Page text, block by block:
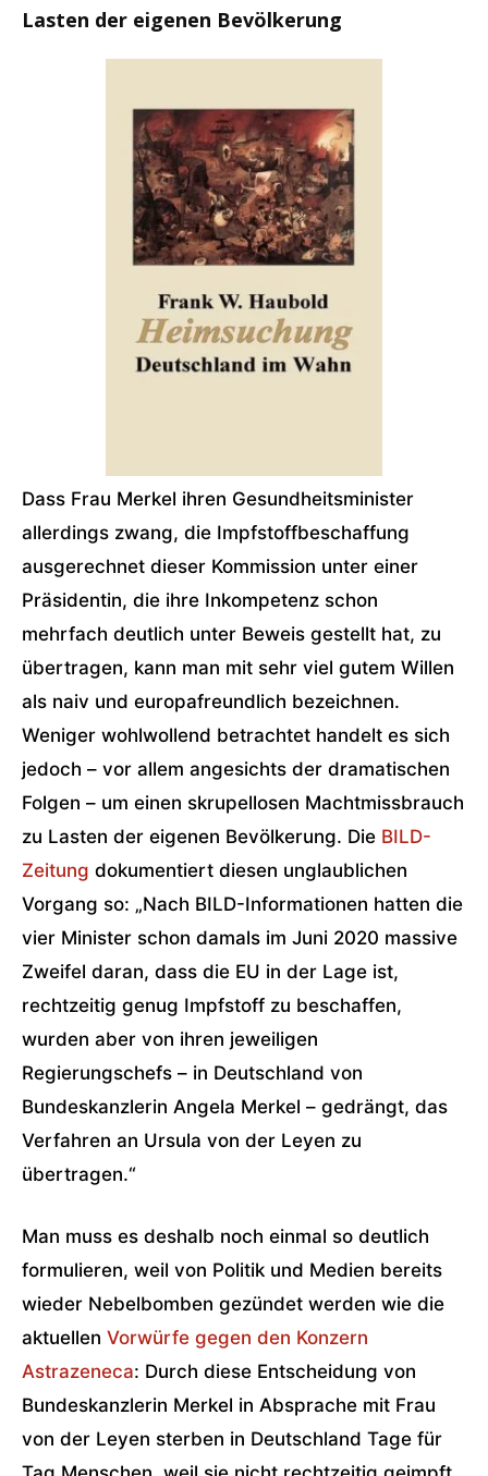
Lasten der eigenen Bevölkerung
Dass Frau Merkel ihren Gesundheitsminister
allerdings zwang, die Impfstoffbeschaffung
ausgerechnet dieser Kommission unter einer
Präsidentin, die ihre Inkompetenz schon
mehrfach deutlich unter Beweis gestellt hat, zu
übertragen, kann man mit sehr viel gutem Willen
als naiv und europafreundlich bezeichnen.
Weniger wohlwollend betrachtet handelt es sich
jedoch – vor allem angesichts der dramatischen
Folgen – um einen skrupellosen Machtmissbrauch
zu Lasten der eigenen Bevölkerung. Die BILD-
Zeitung dokumentiert diesen unglaublichen
Vorgang so: „Nach BILD-Informationen hatten die
vier Minister schon damals im Juni 2020 massive
Zweifel daran, dass die EU in der Lage ist,
rechtzeitig genug Impfstoff zu beschaffen,
wurden aber von ihren jeweiligen
Regierungschefs – in Deutschland von
Bundeskanzlerin Angela Merkel – gedrängt, das
Verfahren an Ursula von der Leyen zu
übertragen.“
Man muss es deshalb noch einmal so deutlich
formulieren, weil von Politik und Medien bereits
wieder Nebelbomben gezündet werden wie die
aktuellen Vorwürfe gegen den Konzern
Astrazeneca: Durch diese Entscheidung von
Bundeskanzlerin Merkel in Absprache mit Frau
von der Leyen sterben in Deutschland Tage für